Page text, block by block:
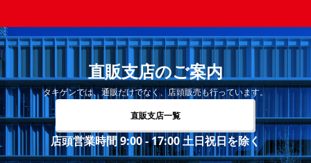
直販支店のご案内
タキゲンでは、通販だけでなく、店頭販売も行っています。
直販支店一覧
店頭営業時間 9:00 - 17:00 土日祝日を除く